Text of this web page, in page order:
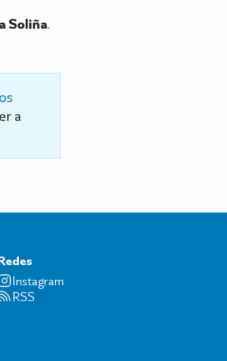
Soliña.
a
Instagram
RSS